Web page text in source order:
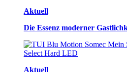
Aktuell
Die Essenz moderner
Aktuell